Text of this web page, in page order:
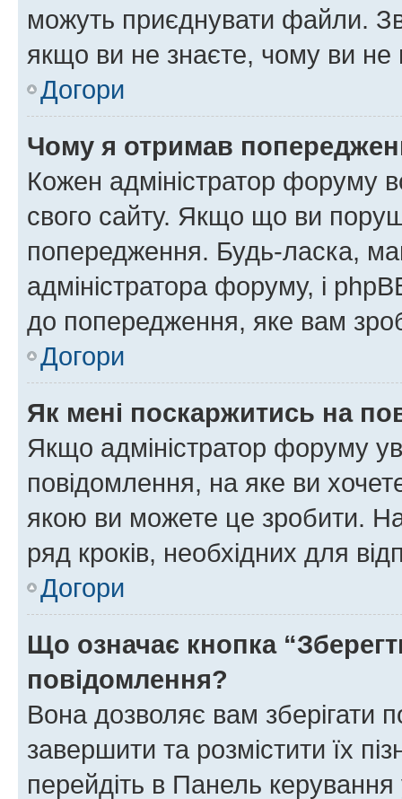
можуть приєднувати файли.
якщо ви не знаєте, чому ви
Догори
Чому я отримав
Кожен адміністратор форуму
свого сайту. Якщо що ви
попередження. Будь-ласка,
адміністратора форуму, і
до попередження, яке вам
Догори
Як мені поскаржитись на
Якщо адміністратор форуму
повідомлення, на яке ви
якою ви можете це зробити.
ряд кроків, необхідних для
Догори
Що означає кнопка
повідомлення?
Вона дозволяє вам зберігати
завершити та розмістити їх
перейдіть в Панель керування